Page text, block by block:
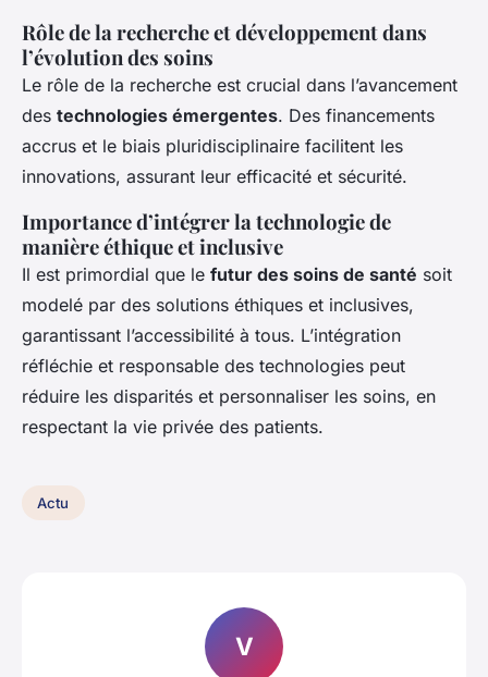
Rôle de la recherche et développement dans
l’évolution des soins
Le rôle de la recherche est crucial dans l’avancement
des technologies émergentes. Des financements
accrus et le biais pluridisciplinaire facilitent les
innovations, assurant leur efficacité et sécurité.
Importance d’intégrer la technologie de
manière éthique et inclusive
Il est primordial que le futur des soins de santé soit
modelé par des solutions éthiques et inclusives,
garantissant l’accessibilité à tous. L’intégration
réfléchie et responsable des technologies peut
réduire les disparités et personnaliser les soins, en
respectant la vie privée des patients.
Actu
V